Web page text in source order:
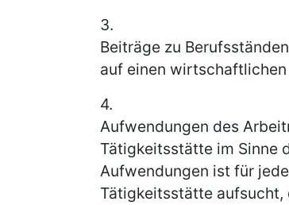
3.
Beiträge zu
auf einen
4.
Aufwendungen des
Tätigkeitsstätte im Sinne
Aufwendungen ist für
Tätigkeitsstätte aufsucht,